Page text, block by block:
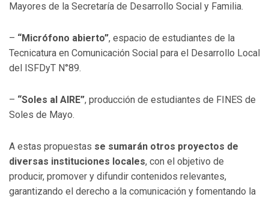
Mayores de la Secretaría de Desarrollo Social y Familia.
– “Micrófono abierto”, espacio de estudiantes de la
Tecnicatura en Comunicación Social para el Desarrollo Local
del ISFDyT N°89.
– “Soles al AIRE”, producción de estudiantes de FINES de
Soles de Mayo.
A estas propuestas se sumarán otros proyectos de
diversas instituciones locales, con el objetivo de
producir, promover y difundir contenidos relevantes,
garantizando el derecho a la comunicación y fomentando la